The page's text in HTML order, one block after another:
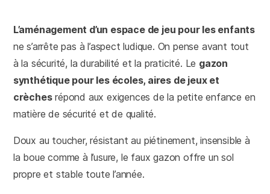
L’aménagement d’un espace de jeu pour les enfants
ne s’arrête pas à l’aspect ludique. On pense avant tout
à la sécurité, la durabilité et la praticité. Le gazon
synthétique pour les écoles, aires de jeux et
crèchesrépond aux exigences de la petite enfance en
matière de sécurité et de qualité.
Doux au toucher, résistant au piétinement, insensible à
la boue comme à l’usure, le faux gazon offre un sol
propre et stable toute l’année.